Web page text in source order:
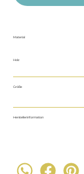
Material
Holz
Größe
Herstellerinformation